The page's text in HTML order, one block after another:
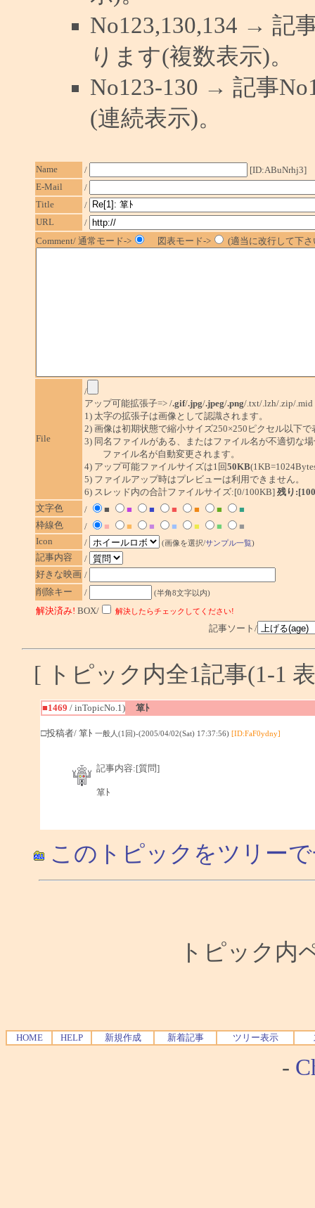
No123,130,134 → 記
ります(複数表示)。
No123-130 → 記事
(連続表示)。
Name /
[ID:ABuNrhj3]
E-Mail
/
Title
/
URL
/
Comment/ 通常モード->
図表モード-> (適当に改行して下
File
/
アップ可能拡張子=> /.gif/.jpg/.jpeg/.png/.txt/.lzh/.zip/.mid
1) 太字の拡張子は画像として認識されます。
2) 画像は初期状態で縮小サイズ250×250ピクセル以下で
3) 同名ファイルがある、またはファイル名が不適切な
ファイル名が自動変更されます。
4) アップ可能ファイルサイズは1回50KB
5) ファイルアップ時はプレビューは利用できません。
6) スレッド内の合計ファイルサイズ:[0/100KB] 残り
文字色
/ ■ ■ ■ ■ ■ ■
■
枠線色
/ ■ ■ ■ ■ ■ ■
■
Icon
/ (画像を選択/サンプル一覧)
記事内容
/
好きな映画 /
削除キー
/ (半角8文字以内)
解決済み! BOX/ 解決したらチェックしてください!
記事ソート/
[ トピック内全1記事(1-1
■1469 / inTopicNo.1) 箪ﾄ
□投稿者/ 箪ﾄ 一般人(1回)-(2005/04/02(Sat) 17:37:56) [ID:FaF0ydny]
記事内容:[質問]
箪ﾄ
このトピックをツリー
トピック内
HOME HELP 新規作成 新着記事 ツリー表示
-